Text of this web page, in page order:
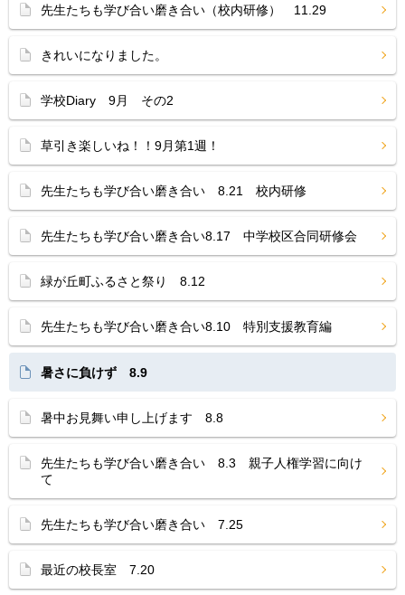
先生たちも学び合い磨き合い（校内研修） 11.29
きれいになりました。
学校Diary 9月 その2
草引き楽しいね！！9月第1週！
先生たちも学び合い磨き合い 8.21 校内研修
先生たちも学び合い磨き合い8.17 中学校区合同研修会
緑が丘町ふるさと祭り 8.12
先生たちも学び合い磨き合い8.10 特別支援教育編
暑さに負けず 8.9
暑中お見舞い申し上げます 8.8
先生たちも学び合い磨き合い 8.3 親子人権学習に向け
て
先生たちも学び合い磨き合い 7.25
最近の校長室 7.20